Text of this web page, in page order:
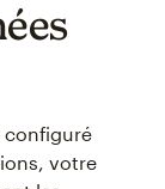
configuré
votre